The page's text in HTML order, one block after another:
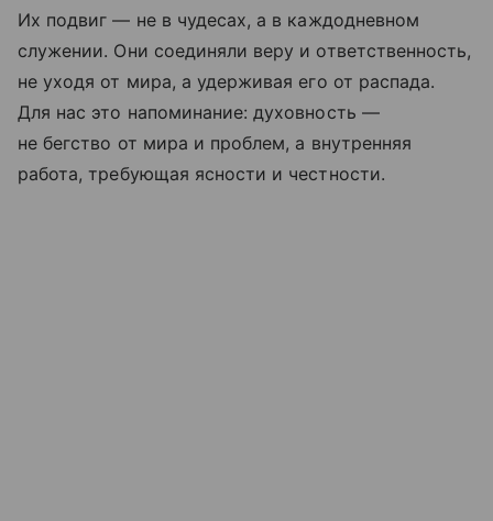
Их подвиг — не в чудесах, а в каждодневном
служении. Они соединяли веру и ответственность,
не уходя от мира, а удерживая его от распада.
Для нас это напоминание: духовность —
не бегство от мира и проблем, а внутренняя
работа, требующая ясности и честности.